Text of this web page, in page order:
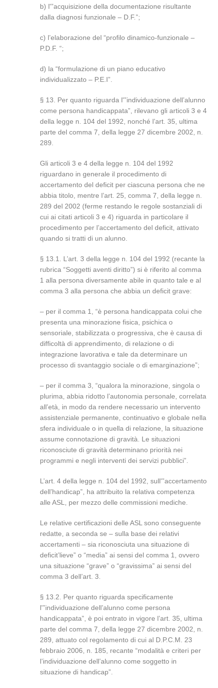
b) l'”acquisizione della documentazione risultante
dalla diagnosi funzionale – D.F.”;
c) l’elaborazione del “profilo dinamico-funzionale –
P.D.F. “;
d) la “formulazione di un piano educativo
individualizzato – P.E.I”.
§ 13. Per quanto riguarda l'”individuazione dell’alunno
come persona handicappata”, rilevano gli articoli 3 e 4
della legge n. 104 del 1992, nonché l’art. 35, ultima
parte del comma 7, della legge 27 dicembre 2002, n.
289.
Gli articoli 3 e 4 della legge n. 104 del 1992
riguardano in generale il procedimento di
accertamento del deficit per ciascuna persona che ne
abbia titolo, mentre l’art. 25, comma 7, della legge n.
289 del 2002 (ferme restando le regole sostanziali di
cui ai citati articoli 3 e 4) riguarda in particolare il
procedimento per l’accertamento del deficit, attivato
quando si tratti di un alunno.
§ 13.1. L’art. 3 della legge n. 104 del 1992 (recante la
rubrica “Soggetti aventi diritto”) si è riferito al comma
1 alla persona diversamente abile in quanto tale e al
comma 3 alla persona che abbia un deficit grave:
– per il comma 1, “è persona handicappata colui che
presenta una minorazione fisica, psichica o
sensoriale, stabilizzata o progressiva, che è causa di
difficoltà di apprendimento, di relazione o di
integrazione lavorativa e tale da determinare un
processo di svantaggio sociale o di emarginazione”;
– per il comma 3, “qualora la minorazione, singola o
plurima, abbia ridotto l’autonomia personale, correlata
all’età, in modo da rendere necessario un intervento
assistenziale permanente, continuativo e globale nella
sfera individuale o in quella di relazione, la situazione
assume connotazione di gravità. Le situazioni
riconosciute di gravità determinano priorità nei
programmi e negli interventi dei servizi pubblici”.
L’art. 4 della legge n. 104 del 1992, sull'”accertamento
dell’handicap”, ha attribuito la relativa competenza
alle ASL, per mezzo delle commissioni mediche.
Le relative certificazioni delle ASL sono conseguente
redatte, a seconda se – sulla base dei relativi
accertamenti – sia riconosciuta una situazione di
deficit’lieve” o “media” ai sensi del comma 1, ovvero
una situazione “grave” o “gravissima” ai sensi del
comma 3 dell’art. 3.
§ 13.2. Per quanto riguarda specificamente
l'”individuazione dell’alunno come persona
handicappata”, è poi entrato in vigore l’art. 35, ultima
parte del comma 7, della legge 27 dicembre 2002, n.
289, attuato col regolamento di cui al D.P.C.M. 23
febbraio 2006, n. 185, recante “modalità e criteri per
l’individuazione dell’alunno come soggetto in
situazione di handicap”.